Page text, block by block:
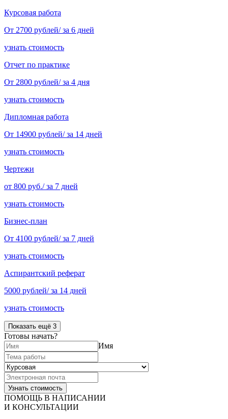
Курсовая работа
От 2700 рублей/ за 6 дней
узнать стоимость
Отчет по практике
От 2800 рублей/ за 4 дня
узнать стоимость
Дипломная работа
От 14900 рублей/ за 14 дней
узнать стоимость
Чертежи
от 800 руб./ за 7 дней
узнать стоимость
Бизнес-план
От 4100 рублей/ за 7 дней
узнать стоимость
Аспирантский реферат
5000 рублей/ за 14 дней
узнать стоимость
Показать ещё 3
Готовы начать?
Имя
ПОМОЩЬ В НАПИСАНИИ
И КОНСУЛЬТАЦИИ